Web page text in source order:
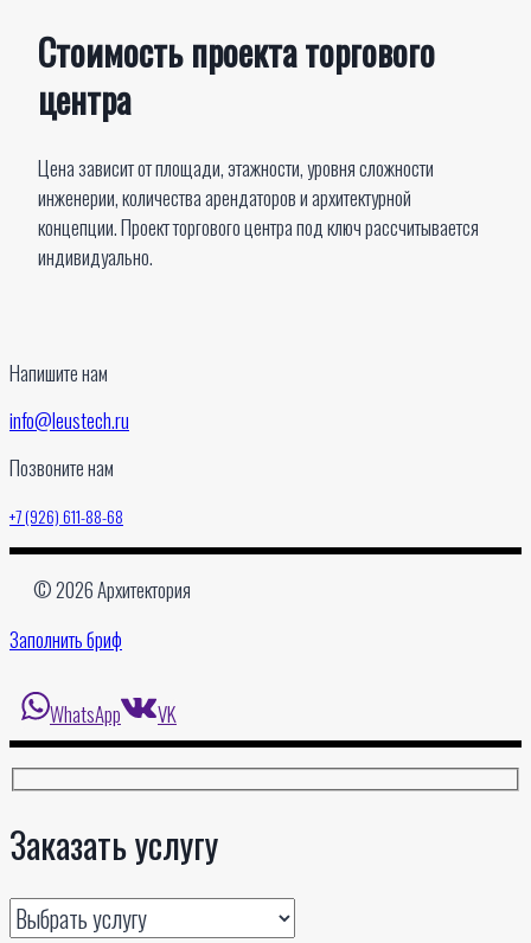
Стоимость проекта торгового
центра
Цена зависит от площади, этажности, уровня сложности
инженерии, количества арендаторов и архитектурной
концепции. Проект торгового центра под ключ рассчитывается
индивидуально.
Напишите нам
info@leustech.ru
Позвоните нам
+7 (926) 611-88-68
© 2026 Архитектория
Заполнить бриф
WhatsApp VK
Заказать услугу